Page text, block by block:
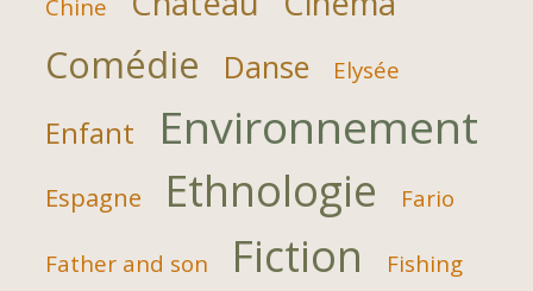
Chine
Comédie Danse Elysée
Enfant Environnement
Espagne Ethnologie Fario
Father and son Fiction
Fishing